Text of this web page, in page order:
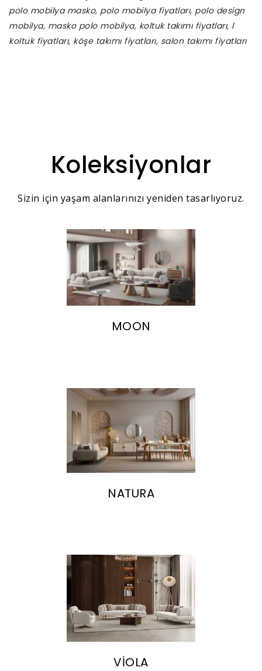
polo mobilya masko, polo mobilya fiyatları, polo design
mobilya, masko polo mobilya, koltuk takımı fiyatları, l
koltuk fiyatları, köşe takımı fiyatları, salon takımı fiyatları
Koleksiyonlar
Sizin için yaşam alanlarınızı yeniden tasarlıyoruz.
MOON
NATURA
VİOLA